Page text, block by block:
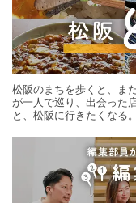
松阪のまちを歩くと、ま
が一人で巡り、出会った
と、松阪に行きたくなる。